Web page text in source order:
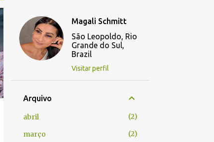
Magali Schmitt
São Leopoldo, Rio
Grande do Sul,
Brazil
Visitar perfil
Arquivo
abril
2
março
2